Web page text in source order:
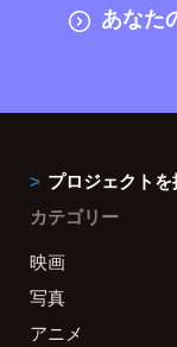
あなた
プロジェクト
カテゴリー
映画
写真
アニメ